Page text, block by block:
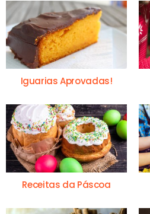
Iguarias Aprovadas!
Receitas da Páscoa